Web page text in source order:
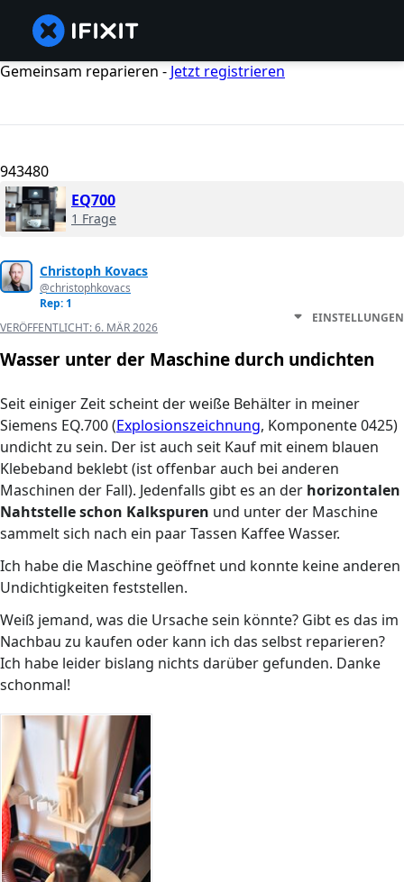
Gemeinsam reparieren - Jetzt registrieren
943480
EQ700
1 Frage
Christoph Kovacs
@christophkovacs
Rep: 1
VERÖFFENTLICHT:6. MÄR 2026
EINSTELLUNGEN
Wasser unter der Maschine durch undichten
Seit einiger Zeit scheint der weiße Behälter in meiner
Siemens EQ.700 (Explosionszeichnung, Komponente 0425)
undicht zu sein. Der ist auch seit Kauf mit einem blauen
Klebeband beklebt (ist offenbar auch bei anderen
Maschinen der Fall). Jedenfalls gibt es an der horizontalen
Nahtstelle schon Kalkspuren und unter der Maschine
sammelt sich nach ein paar Tassen Kaffee Wasser.
Ich habe die Maschine geöffnet und konnte keine anderen
Undichtigkeiten feststellen.
Weiß jemand, was die Ursache sein könnte? Gibt es das im
Nachbau zu kaufen oder kann ich das selbst reparieren?
Ich habe leider bislang nichts darüber gefunden. Danke
schonmal!